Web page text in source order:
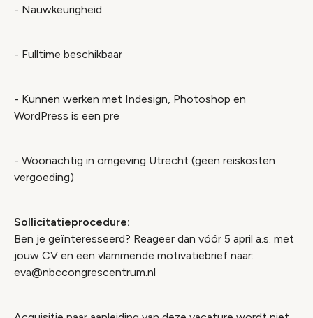
- Nauwkeurigheid
- Fulltime beschikbaar
- Kunnen werken met Indesign, Photoshop en
WordPress is een pre
- Woonachtig in omgeving Utrecht (geen reiskosten
vergoeding)
Sollicitatieprocedure:
Ben je geïnteresseerd? Reageer dan vóór 5 april a.s. met
jouw CV en een vlammende motivatiebrief naar:
eva@nbccongrescentrum.nl